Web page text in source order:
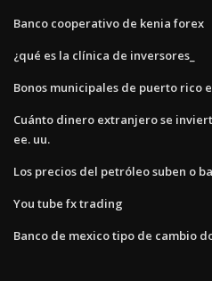
Banco cooperativo de kenia forex
¿qué es la clínica de inversores_
Bonos municipales de puerto rico
Cuánto dinero extranjero se
ee. uu.
Los precios del petróleo suben o
You tube fx trading
Banco de mexico tipo de cambio